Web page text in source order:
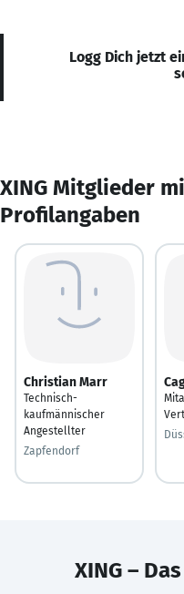
Logg Dich jetzt
XING Mitglieder
Profilangaben
Christian Marr
Technisch-
kaufmännischer
Angestellter
Zapfendorf
XING –